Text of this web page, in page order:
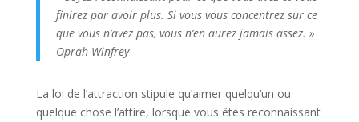
finirez par avoir plus. Si vous vous concentrez sur ce
que vous n’avez pas, vous n’en aurez jamais assez. »
Oprah Winfrey
La loi de l’attraction stipule qu’aimer quelqu’un ou
quelque chose l’attire, lorsque vous êtes reconnaissant